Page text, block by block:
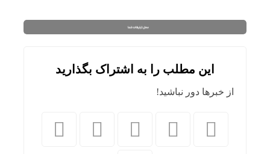
این مطلب را به اشتراک بگذارید
از خبرها دور نباشید!